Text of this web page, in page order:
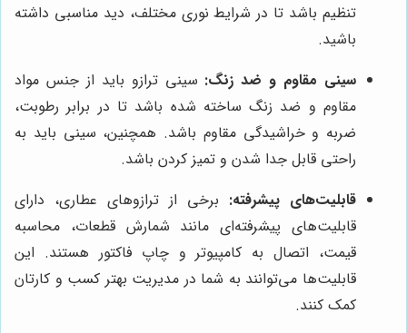
تنظیم باشد تا در شرایط نوری مختلف، دید مناسبی داشته
باشید.
سینی مقاوم و ضد زنگ: سینی ترازو باید از جنس مواد
مقاوم و ضد زنگ ساخته شده باشد تا در برابر رطوبت،
ضربه و خراشیدگی مقاوم باشد. همچنین، سینی باید به
راحتی قابل جدا شدن و تمیز کردن باشد.
قابلیت‌های پیشرفته: برخی از ترازوهای عطاری، دارای
قابلیت‌های پیشرفته‌ای مانند شمارش قطعات، محاسبه
قیمت، اتصال به کامپیوتر و چاپ فاکتور هستند. این
قابلیت‌ها می‌توانند به شما در مدیریت بهتر کسب و کارتان
کمک کنند.